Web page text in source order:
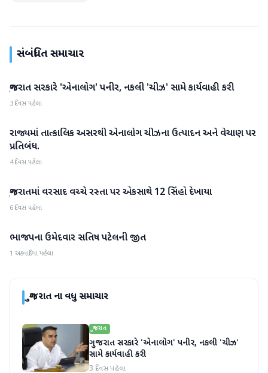
સંબંધિત સમાચાર
ગુજરાત ગુજરાત સરકારે 'એનાલોગ' પનીર, નકલી 'ચીઝ' સામે કાર્યવાહી કરી
3 દિવસ પહેલા
ગુજરાત
રાજ્યમાં તાત્કાલિક અસરથી એનાલોગ ચીઝના ઉત્પાદન અને વેચાણ પર
પ્રતિબંધ.
4 દિવસ પહેલા
ગુજરાત
ગુજરાતમાં વરસાદ વચ્ચે રસ્તા પર એકસાથે 12 સિંહો દેખાયા
6 દિવસ પહેલા
ગુજરાત
ભાજપના ઉમેદવાર સતિષ પટેલની જીત
1 અઠવાડિયા પહેલા
ગુજરાતના વધુ સમાચાર
ગુજરાત
ગુજરાત સરકારે 'એનાલોગ' પનીર, નકલી 'ચીઝ'
સામે કાર્યવાહી કરી
3 દિવસ પહેલા